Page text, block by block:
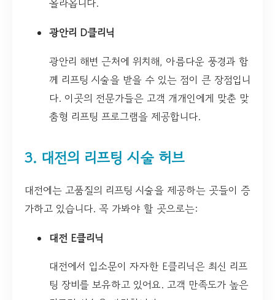
올라옵니다.
광안리 D클리닉
광안리 해변 근처에 위치해, 아름다운 풍경과 함
께 리프팅 시술을 받을 수 있는 점이 큰 장점입니
다. 이곳의 전문가들은 고객 개개인에게 맞춘 맞
춤형 리프팅 프로그램을 제공합니다.
3. 대전의 리프팅 시술 허브
대전에는 고품질의 리프팅 시술을 제공하는 곳들이 증
가하고 있습니다. 꼭 가봐야 할 곳으로는:
대전 E클리닉
대전에서 입소문이 자자한 E클리닉은 최신 리프
팅 장비를 보유하고 있어요. 고객 만족도가 높은